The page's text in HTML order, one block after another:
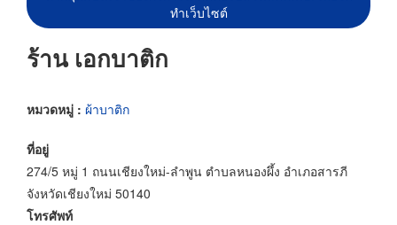
ทำเว็บไซต์
ร้าน เอกบาติก
หมวดหมู่ : ผ้าบาติก
ที่อยู่
274/5 หมู่ 1 ถนนเชียงใหม่-ลำพูน ตำบลหนองผึ้ง อำเภอสารภี
จังหวัดเชียงใหม่ 50140
โทรศัพท์